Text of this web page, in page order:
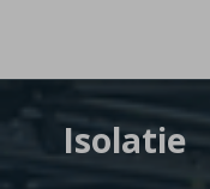
Isolatie